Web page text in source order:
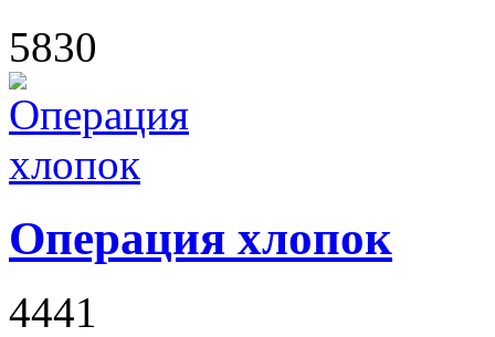
5830
Операция хлопок
4441